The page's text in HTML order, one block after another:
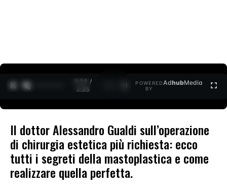
0:30 /
3:35
POWERED
BY
AdhubMedia
Il dottor Alessandro Gualdi sull’operazione
di chirurgia estetica più richiesta: ecco
tutti i segreti della mastoplastica e come
realizzare quella perfetta.